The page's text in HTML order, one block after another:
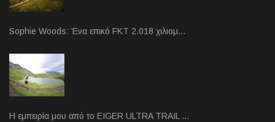
Sophie Woods: Ένα επικό FKT 2.018 χιλιομ…
Η εμπειρία μου από το EIGER ULTRA TRAIL …